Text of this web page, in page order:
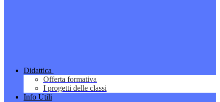
Didattica
Offerta formativa
I progetti delle classi
Info Utili